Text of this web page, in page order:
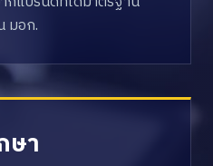
มอก.
ษา